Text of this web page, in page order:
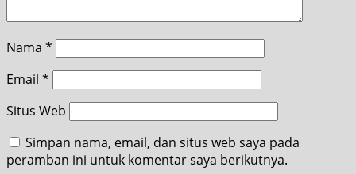
Nama *
Email *
Situs Web
Simpan nama, email, dan situs web saya pada
peramban ini untuk komentar saya berikutnya.